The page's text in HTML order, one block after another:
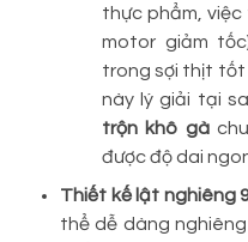
thực phẩm,
motor giảm
trong sợi thịt tốt
này lý giải tại
trộn khô gà
được độ dai
Thiết kế lật nghiêng
thể dễ dàng